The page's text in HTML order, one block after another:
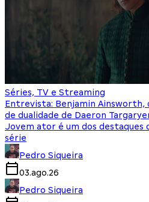
Séries, TV e Streaming
Entrevista: Benjamin Ainsworth,
de dualidade de Daeron
Jovem ator é um dos
série
Pedro Siqueira
03.ago.26
Pedro Siqueira